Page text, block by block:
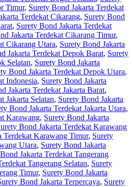
Timur, Surety Bond Jakarta Terdekat
Terdekat Cikarang, Surety Bond
, Surety Bond Jakarta Terdekat
Jakarta Terdekat Cikarang Timur,
Cikarang Utara, Surety Bond Jakarta
Jakarta Terdekat Depok Barat, Surety
Selatan, Surety Bond Jakarta
Bond Jakarta Terdekat Depok Utara,
Indonesia, Surety Bond Jakarta
Jakarta Terdekat Jakarta Barat,
Jakarta Selatan, Surety Bond Jakarta
Bond Jakarta Terdekat Jakarta Utara,
Karawang, Surety Bond Jakarta
Bond Jakarta Terdekat Karawang
Terdekat Karawang Timur, Surety
Utara, Surety Bond Jakarta
Jakarta Terdekat Tangerang
Tangerang Selatan, Surety
Timur, Surety Bond Jakarta
Bond Jakarta Terpercaya, Surety